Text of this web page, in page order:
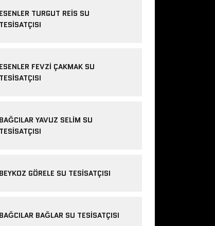
ESENLER TURGUT REIS SU
TESISATÇISI
ESENLER FEVZI ÇAKMAK SU
TESISATÇISI
BAĞCILAR YAVUZ SELIM SU
TESISATÇISI
BEYKOZ GÖRELE SU TESISATÇISI
BAĞCILAR BAĞLAR SU TESISATÇISI